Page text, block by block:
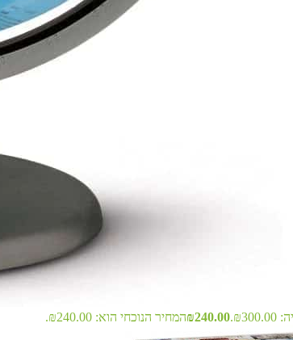
₪240.00 המחיר הנוכחי הוא: ₪240.00.